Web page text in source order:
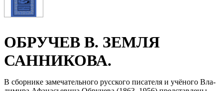
ОБРУЧЕВ В. ЗЕМЛЯ
САННИКОВА.
В сборнике замечательного русского писателя и учёного Вла-